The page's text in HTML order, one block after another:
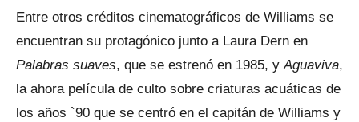
Entre otros créditos cinematográficos de Williams se
encuentran su protagónico junto a Laura Dern en
Palabras suaves, que se estrenó en 1985, yAguaviva,
la ahora película de culto sobre criaturas acuáticas de
los años `90 que se centró en el capitán de Williams y